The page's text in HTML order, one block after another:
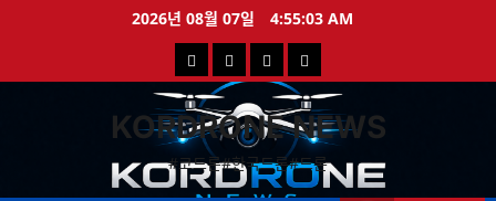
로
2026년 08월 07일 4:55:03 AM
국
내
드
론
뉴
해
외
드
론
뉴
드
영
상
드
론
특
가
KORDRONE NEWS
#코드론#한국드론#드론